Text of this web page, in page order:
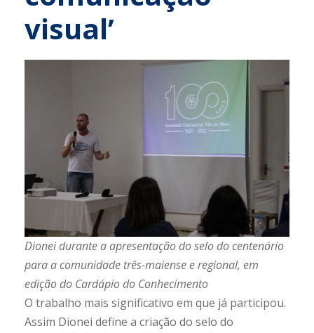
visual’
Dionei durante a apresentação do selo do centenário
para a comunidade três-maiense e regional, em
edição do Cardápio do Conhecimento
O trabalho mais significativo em que já participou.
Assim Dionei define a criação do selo do